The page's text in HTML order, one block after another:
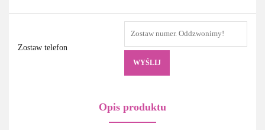
Zostaw telefon
WYŚLIJ
Opis produktu